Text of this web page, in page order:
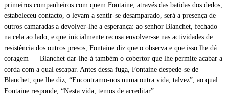
primeiros companheiros com quem Fontaine, através das batidas dos dedos,
estabeleceu contacto, o levam a sentir-se desamparado, será a presença de
outros camaradas a devolver-lhe a esperança: ao senhor Blanchet, fechado
na cela ao lado, e que inicialmente recusa envolver-se nas actividades de
resistência dos outros presos, Fontaine diz que o observa e que isso lhe dá
coragem — Blanchet dar-lhe-á também o cobertor que lhe permite acabar a
corda com a qual escapar. Antes dessa fuga, Fontaine despede-se de
Blanchet, que lhe diz, “Encontramo-nos numa outra vida, talvez”, ao qual
Fontaine responde, “Nesta vida, temos de acreditar”.